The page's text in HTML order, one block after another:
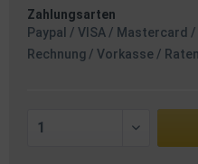
Zahlungsarten
Paypal / VISA / Mastercard
Rechnung / Vorkasse /